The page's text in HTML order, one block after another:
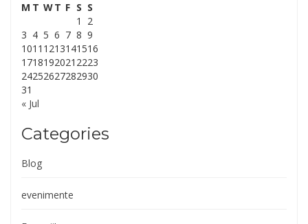
M T WT F S S
« Jul
1
2
3 4 5 6 7 8 9
1011 1213141516
1718192021 2223
24252627282930
31
Categories
Blog
evenimente